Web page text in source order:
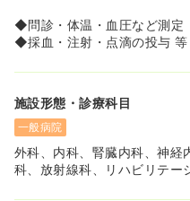
◆問診・体温・血圧など測定
◆採血・注射・点滴の投与 等
施設形態・診療科目
一般病院
外科、内科、腎臓内科、神経
科、放射線科、リハビリテー